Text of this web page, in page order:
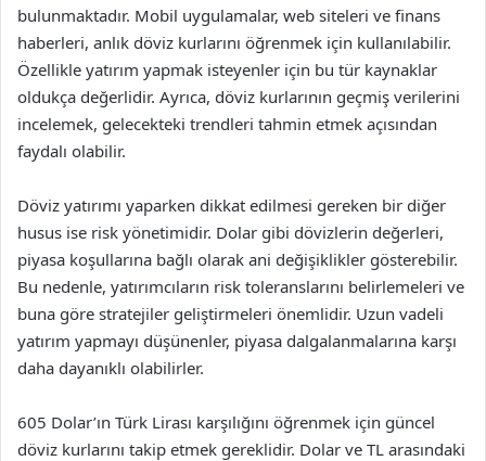
bulunmaktadır. Mobil uygulamalar, web siteleri ve finans
haberleri, anlık döviz kurlarını öğrenmek için kullanılabilir.
Özellikle yatırım yapmak isteyenler için bu tür kaynaklar
oldukça değerlidir. Ayrıca, döviz kurlarının geçmiş verilerini
incelemek, gelecekteki trendleri tahmin etmek açısından
faydalı olabilir.
Döviz yatırımı yaparken dikkat edilmesi gereken bir diğer
husus ise risk yönetimidir. Dolar gibi dövizlerin değerleri,
piyasa koşullarına bağlı olarak ani değişiklikler gösterebilir.
Bu nedenle, yatırımcıların risk toleranslarını belirlemeleri ve
buna göre stratejiler geliştirmeleri önemlidir. Uzun vadeli
yatırım yapmayı düşünenler, piyasa dalgalanmalarına karşı
daha dayanıklı olabilirler.
605 Dolar’ın Türk Lirası karşılığını öğrenmek için güncel
döviz kurlarını takip etmek gereklidir. Dolar ve TL arasındaki